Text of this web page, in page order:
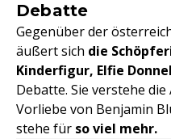
Debatte
Gegenüber der
äußert sich die
Kinderfigur, Elfie
Debatte. Sie verstehe
Vorliebe von Benjamin
stehe für so viel mehr.